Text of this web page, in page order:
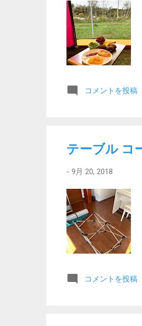
コメントを投稿
テーブル コ
- 9月 20, 2018
コメントを投稿